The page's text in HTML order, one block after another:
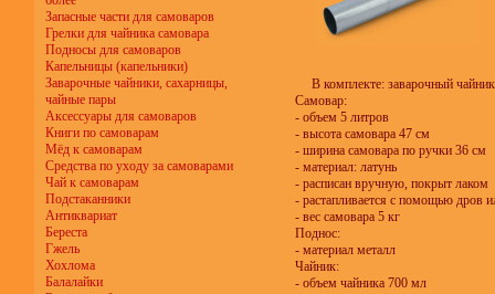
Запасные части для самоваров
Грелки для чайника самовара
Подносы для самоваров
Капельницы (капельники)
Заварочные чайники, сахарницы,
чайные пары
Аксессуары для самоваров
Книги по самоварам
Мёд к самоварам
Средства по уходу за самоварами
Чай к самоварам
Подстаканники
Антиквариат
Береста
Гжель
Хохлома
Балалайки
В комплекте: заварочный
Самовар:
- объем 5 литров
- высота самовара 47 см
- ширина самовара по ручки 36 см
- материал: латунь
- расписан вручную, покрыт лаком
- растапливается с помощью дров
- вес самовара 5 кг
Поднос:
- материал металл
Чайник:
- объем чайника 700 мл